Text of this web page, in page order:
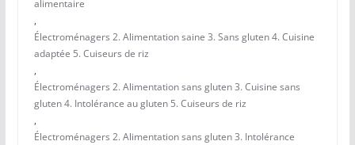
alimentaire
,
Électroménagers 2. Alimentation saine 3. Sans gluten 4. Cuisine
adaptée 5. Cuiseurs de riz
,
Électroménagers 2. Alimentation sans gluten 3. Cuisine sans
gluten 4. Intolérance au gluten 5. Cuiseurs de riz
,
Électroménagers 2. Alimentation sans gluten 3. Intolérance